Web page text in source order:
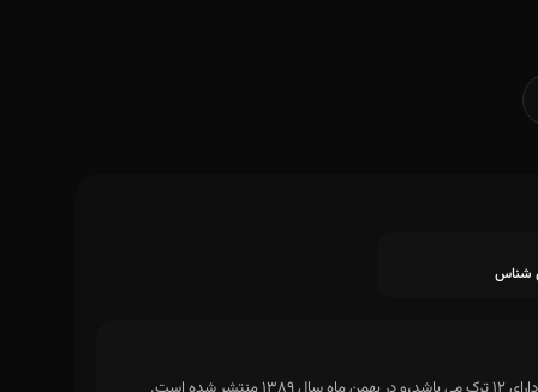
شناس